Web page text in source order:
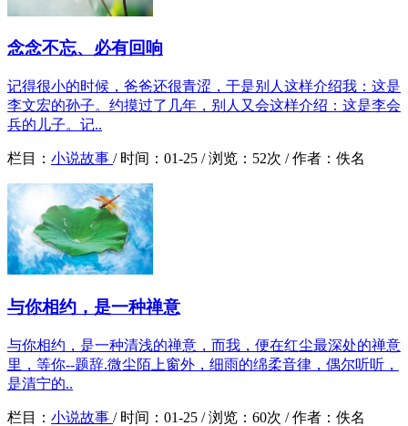
念念不忘、必有回响
记得很小的时候，爸爸还很青涩，于是别人这样介绍我：这是
李文宏的孙子。约摸过了几年，别人又会这样介绍：这是李会
兵的儿子。记..
栏目： 小说故事 / 时间： 01-25 /浏览： 52次 /作者： 佚名
与你相约，是一种禅意
与你相约，是一种清浅的禅意，而我，便在红尘最深处的禅意
里，等你--题辞.微尘陌上窗外，细雨的绵柔音律，偶尔听听，
是清宁的..
栏目： 小说故事 / 时间： 01-25 /浏览： 60次 /作者： 佚名